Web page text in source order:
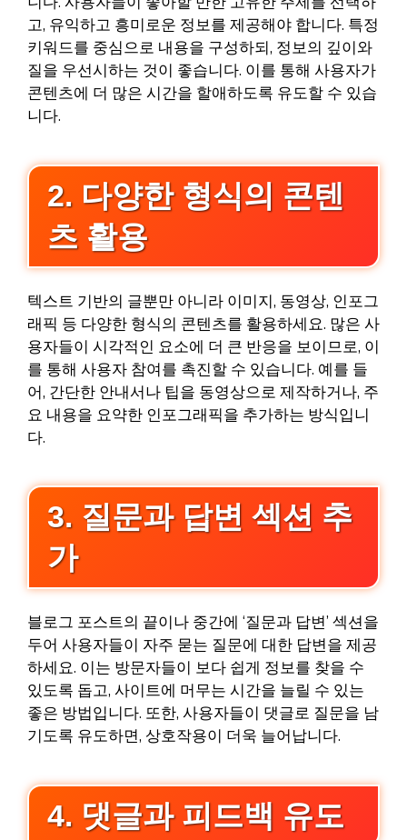
고, 유익하고 흥미로운 정보를 제공해야 합니다. 특정
키워드를 중심으로 내용을 구성하되, 정보의 깊이와
질을 우선시하는 것이 좋습니다. 이를 통해 사용자가
콘텐츠에 더 많은 시간을 할애하도록 유도할 수 있습
니다.
2. 다양한 형식의 콘텐
츠 활용
텍스트 기반의 글뿐만 아니라 이미지, 동영상, 인포그
래픽 등 다양한 형식의 콘텐츠를 활용하세요. 많은 사
용자들이 시각적인 요소에 더 큰 반응을 보이므로, 이
를 통해 사용자 참여를 촉진할 수 있습니다. 예를 들
어, 간단한 안내서나 팁을 동영상으로 제작하거나, 주
요 내용을 요약한 인포그래픽을 추가하는 방식입니
다.
3. 질문과 답변 섹션 추
가
블로그 포스트의 끝이나 중간에 ‘질문과 답변’ 섹션을
두어 사용자들이 자주 묻는 질문에 대한 답변을 제공
하세요. 이는 방문자들이 보다 쉽게 정보를 찾을 수
있도록 돕고, 사이트에 머무는 시간을 늘릴 수 있는
좋은 방법입니다. 또한, 사용자들이 댓글로 질문을 남
기도록 유도하면, 상호작용이 더욱 늘어납니다.
4. 댓글과 피드백 유도